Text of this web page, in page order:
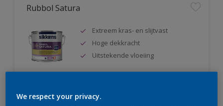
Rubbol Satura
Extreem kras- en slijtvast
Hoge dekkracht
Uitstekende vloeiing
We respect your privacy.